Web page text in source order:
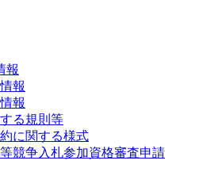
報
報
報
る規則等
に関する様式
競争入札参加資格審査申請